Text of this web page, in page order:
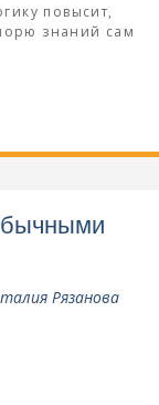
повысит,
знаний сам
Рязанова